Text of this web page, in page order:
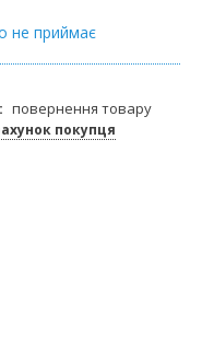
не приймає
повернення товару
покупця